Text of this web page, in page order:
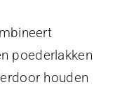
poederlakken
houden